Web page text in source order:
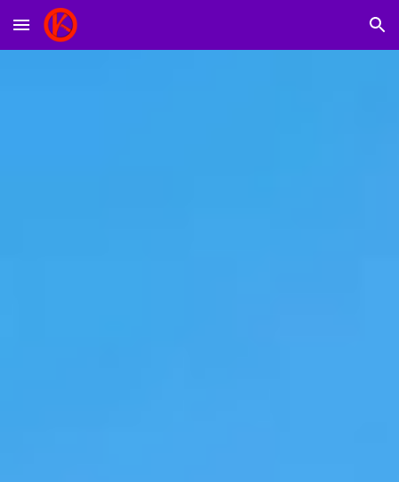
Skip to main content Skip to navigation